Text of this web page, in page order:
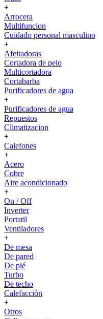
+
Arrocera
Multifuncion
Cuidado personal masculino
+
Afeitadoras
Cortadora de pelo
Multicortadora
Cortabarba
Purificadores de agua
+
Purificadores de agua
Repuestos
Climatizacion
+
Calefones
+
Acero
Cobre
Aire acondicionado
+
On / Off
Inverter
Portatil
Ventiladores
+
De mesa
De pared
De pié
Turbo
De techo
Calefacción
+
Otros